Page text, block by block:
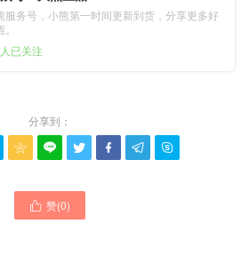
服务号，小熊第一时间更新到货，分享更多好
已关注
分享到：
     
 赞(0)